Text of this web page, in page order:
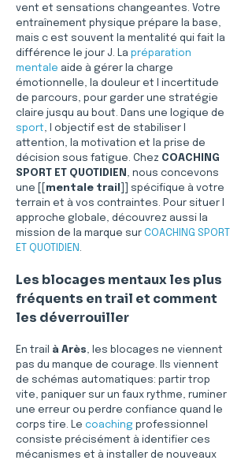
vent et sensations changeantes. Votre
entraînement physique prépare la base,
mais c est souvent la mentalité qui fait la
différence le jour J. La préparation
mentale aide à gérer la charge
émotionnelle, la douleur et l incertitude
de parcours, pour garder une stratégie
claire jusqu au bout. Dans une logique de
sport, l objectif est de stabiliser l
attention, la motivation et la prise de
décision sous fatigue. Chez COACHING
SPORT ET QUOTIDIEN , nous concevons
une [[ mentale trail
]] spécifique à votre
terrain et à vos contraintes. Pour situer l
approche globale, découvrez aussi la
mission de la marque sur COACHING SPORT
ET QUOTIDIEN .
Les blocages mentaux les plus
fréquents en trail et comment
les déverrouiller
En trail à Arès, les blocages ne viennent
pas du manque de courage. Ils viennent
de schémas automatiques: partir trop
vite, paniquer sur un faux rythme, ruminer
une erreur ou perdre confiance quand le
corps tire. Le coaching professionnel
consiste précisément à identifier ces
mécanismes et à installer de nouveaux